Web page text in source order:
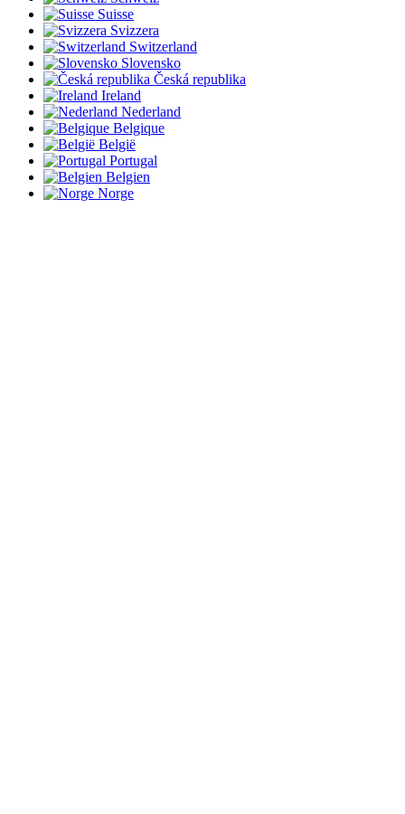
Suisse
Svizzera
Switzerland
Slovensko
Česká republika
Ireland
Nederland
Belgique
België
Portugal
Belgien
Norge